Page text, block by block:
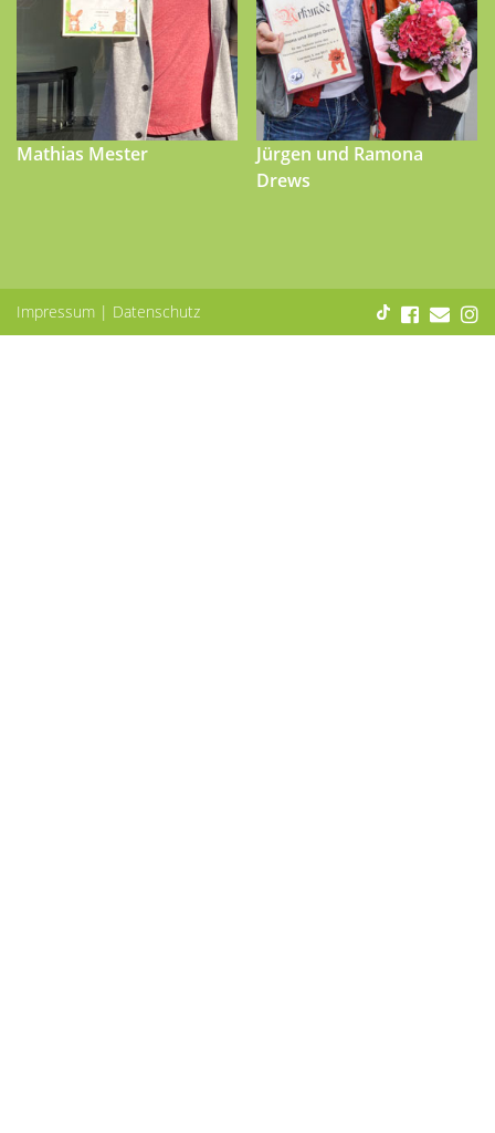
Mathias Mester
Jürgen und Ramona
Drews
Impressum | Datenschutz